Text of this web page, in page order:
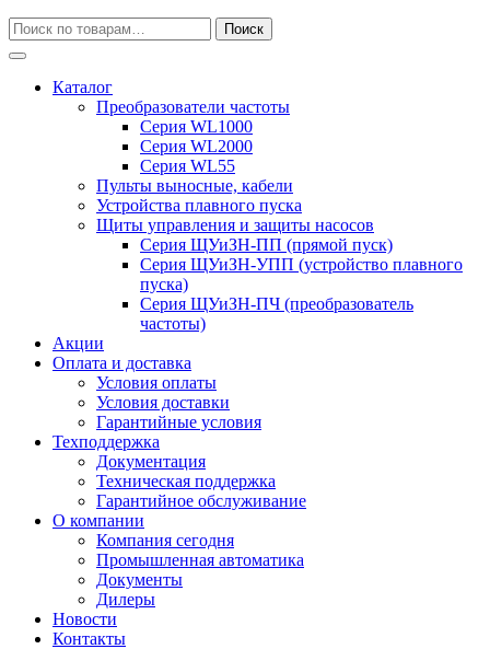
Искать:
Поиск
Каталог
Преобразователи частоты
Серия WL1000
Серия WL2000
Серия WL55
Пульты выносные, кабели
Устройства плавного пуска
Щиты управления и защиты насосов
Серия ЩУиЗН-ПП (прямой пуск)
Серия ЩУиЗН-УПП (устройство плавного
пуска)
Серия ЩУиЗН-ПЧ (преобразователь
частоты)
Акции
Оплата и доставка
Условия оплаты
Условия доставки
Гарантийные условия
Техподдержка
Документация
Техническая поддержка
Гарантийное обслуживание
О компании
Компания сегодня
Промышленная автоматика
Документы
Дилеры
Новости
Контакты